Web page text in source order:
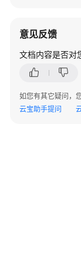
驱
动
发
附
意见反馈
文档内容是否对
如您有其它疑问，
云宝助手提问